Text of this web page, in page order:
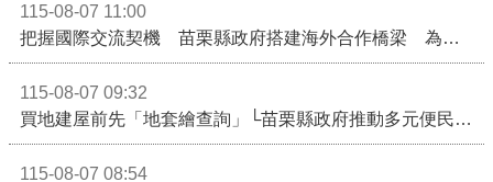
115-08-07 11:00
115-08-07 09:32
115-08-07 08:54